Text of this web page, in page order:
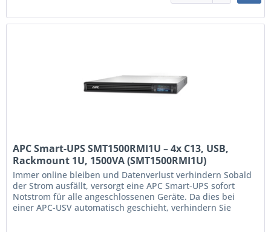
APC Smart-UPS SMT1500RMI1U – 4x C13, USB,
Rackmount 1U, 1500VA (SMT1500RMI1U)
Immer online bleiben und Datenverlust verhindern Sobald
der Strom ausfällt, versorgt eine APC Smart-UPS sofort
Notstrom für alle angeschlossenen Geräte. Da dies bei
einer APC-USV automatisch geschieht, verhindern Sie